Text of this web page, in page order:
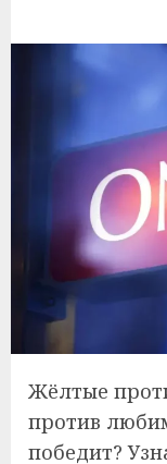
Жёлтые
против
победит?